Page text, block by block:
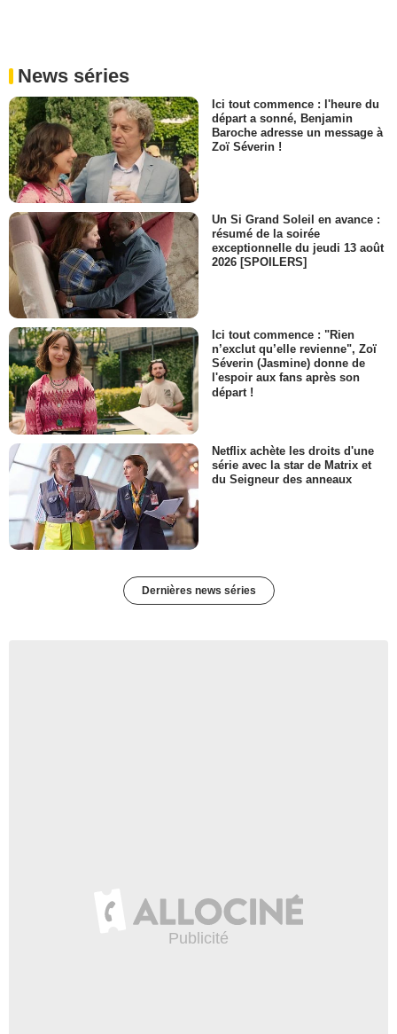
News séries
Ici tout commence : l'heure du
départ a sonné, Benjamin
Baroche adresse un message à
Zoï Séverin !
Un Si Grand Soleil en avance :
résumé de la soirée
exceptionnelle du jeudi 13 août
2026 [SPOILERS]
Ici tout commence : "Rien
n’exclut qu’elle revienne", Zoï
Séverin (Jasmine) donne de
l'espoir aux fans après son
départ !
Netflix achète les droits d'une
série avec la star de Matrix et
du Seigneur des anneaux
Dernières news séries